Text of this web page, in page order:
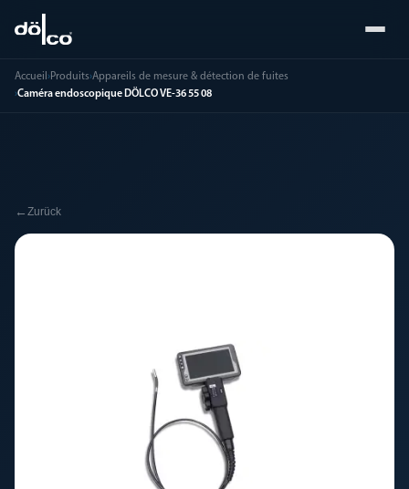
Accueil ›Produits›Appareils de mesure & détection de fuites
›Caméra endoscopique DÖLCO VE-36 55 08
← Zurück